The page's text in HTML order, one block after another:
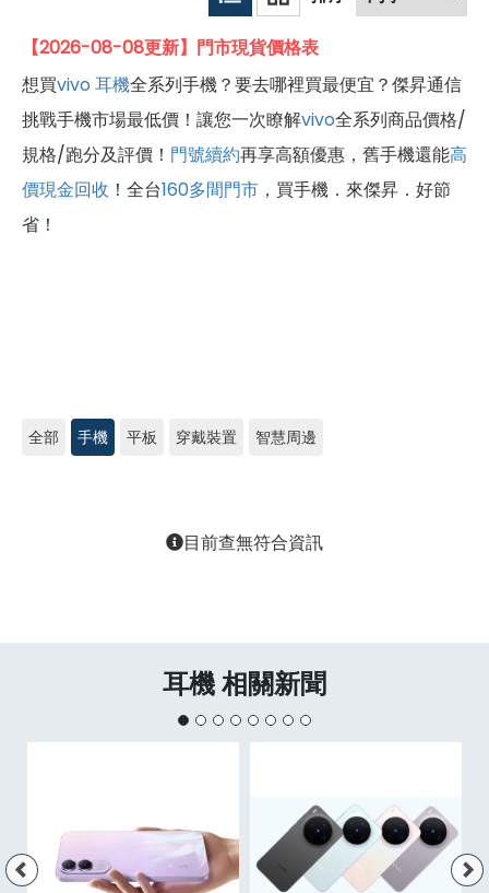
【2026-08-08更新】門市現貨價格表
想買vivo 耳機全系列手機？要去哪裡買最便宜？傑昇通信
挑戰手機市場最低價！讓您一次瞭解vivo全系列商品價格/
規格/跑分及評價！ 門號續約再享高額優惠，舊手機還能高
價現金回收 ！全台160多間門市 ，買手機．來傑昇．好節
省！
全部 手機 平板 穿戴裝置 智慧周邊
目前查無符合資訊
耳機 相關新聞